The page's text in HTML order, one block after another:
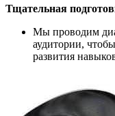
Тщательная
Мы проводим
аудитории,
развития